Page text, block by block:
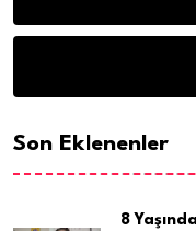
Son Eklenenler
8